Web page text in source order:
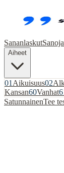
Sananlaskut
Aiheet
01 Aikuisuus02
Kansan60Vanhat
SatunnainenTee